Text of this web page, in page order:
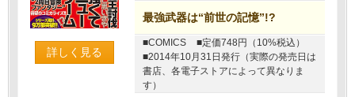
詳しく見る
最強武器は“前世の記憶”!?
■COMICS
■定価748円（10%税込）
■2014年10月31日発行（実際の発売日は
書店、各電子ストアによって異なりま
す）